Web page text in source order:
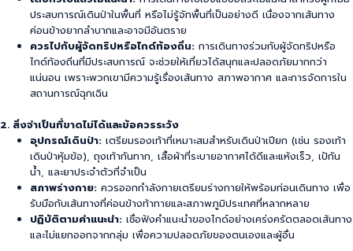
ประสบการณ์เดินป่าในพื้นที่ หรือไม่รู้จักพื้นที่เป็นอย่างดี เนื่องจากเส้นทาง
ค่อนข้างยากลำบากและอาจมีอันตราย
ควรไปกับผู้จัดทริปหรือไกด์ท้องถิ่น: การเดินทางร่วมกับผู้จัดทริปหรือ
ไกด์ท้องถิ่นที่มีประสบการณ์ จะช่วยให้เที่ยวได้สนุกและปลอดภัยมากกว่า
แน่นอน เพราะพวกเขามีความรู้เรื่องเส้นทาง สภาพอากาศ และการจัดการใน
สถานการณ์ฉุกเฉิน
2. สิ่งจำเป็นที่ขาดไม่ได้และข้อควรระวัง
อุปกรณ์เดินป่า: เตรียมรองเท้าที่เหมาะสมสำหรับเดินป่าเปียก (เช่น รองเท้า
เดินป่าหุ้มข้อ), ถุงเท้ากันทาก, เสื้อผ้าที่ระบายอากาศได้ดีและแห้งเร็ว, เป้กัน
น้ำ, และยาประจำตัวที่จำเป็น
สภาพร่างกาย: ควรออกกำลังกายเตรียมร่างกายให้พร้อมก่อนเดินทาง เพื่อ
รับมือกับเส้นทางที่ค่อนข้างท้าทายและสภาพภูมิประเทศที่หลากหลาย
ปฏิบัติตามคำแนะนำ: เชื่อฟังคำแนะนำของไกด์อย่างเคร่งครัดตลอดเส้นทาง
และไม่แยกออกจากกลุ่ม เพื่อความปลอดภัยของตนเองและผู้อื่น